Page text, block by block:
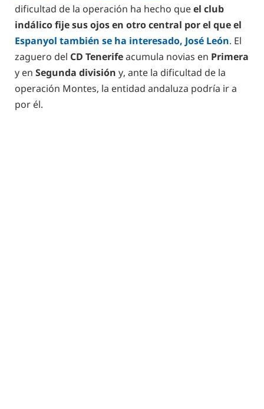
dificultad de la operación ha hecho queel club
indálico fije sus ojos en otro central por el que el
Espanyol también se ha interesado, José León. El
zaguero del CD Tenerifeacumula novias en Primera
y en Segunda división y, ante la dificultad de la
operación Montes, la entidad andaluza podría ir a
por él.